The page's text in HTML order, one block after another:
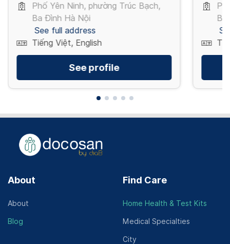
Phố Yên Ninh, phường Trúc Bạch,
Ba Đình Hà Nội
See full address
Tiếng Việt, English
See profile
Ba
About
About
Blog
Find Care
Home Health & Test Kits
Medical Specialties
City